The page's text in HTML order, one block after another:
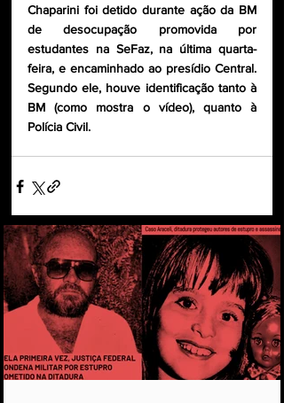
Chaparini foi detido durante ação da BM
de desocupação promovida por
estudantes na SeFaz, na última quarta-
feira, e encaminhado ao presídio Central.
Segundo ele, houve identificação tanto à
BM (como mostra o vídeo), quanto à
Polícia Civil.